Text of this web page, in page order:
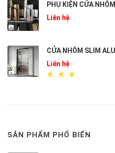
PHỤ KIỆN CỬA
Liên hệ
CỬA NHÔM SLIM
Liên hệ
SẢN PHẨM PHỔ BIẾN